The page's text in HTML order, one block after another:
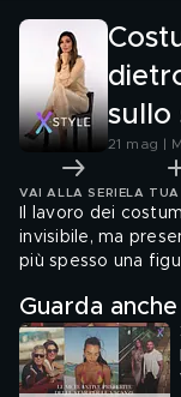
sullo
21 mag |
VAI ALLA SERIE LA
Il lavoro dei
invisibile, ma
più spesso una
brand. Viaggio nel
Marty Supreme a Il
Guarda anche